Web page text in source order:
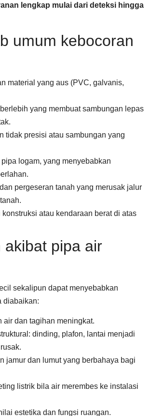
lengkap mulai dari deteksi hingga
umum kebocoran
material yang aus (PVC, galvanis,
yang membuat sambungan lepas
tidak presisi atau sambungan yang
logam, yang menyebabkan
pergeseran tanah yang merusak jalur
konstruksi atau kendaraan berat di atas
akibat pipa air
sekalipun dapat menyebabkan
diabaikan:
air dan tagihan meningkat.
dinding, plafon, lantai menjadi
jamur dan lumut yang berbahaya bagi
listrik bila air merembes ke instalasi
estetika dan fungsi ruangan.